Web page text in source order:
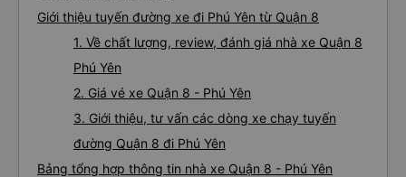
Giới thiệu tuyến đường xe đi Phú Yên từ Quận 8
1. Về chất lượng, review, đánh giá nhà xe Quận 8
Phú Yên
2. Giá vé xe Quận 8 - Phú Yên
3. Giới thiệu, tư vấn các dòng xe chạy tuyến
đường Quận 8 đi Phú Yên
Bảng tổng hợp thông tin nhà xe Quận 8 - Phú Yên